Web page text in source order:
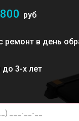
800 руб
ремонт в день
до 3-х лет